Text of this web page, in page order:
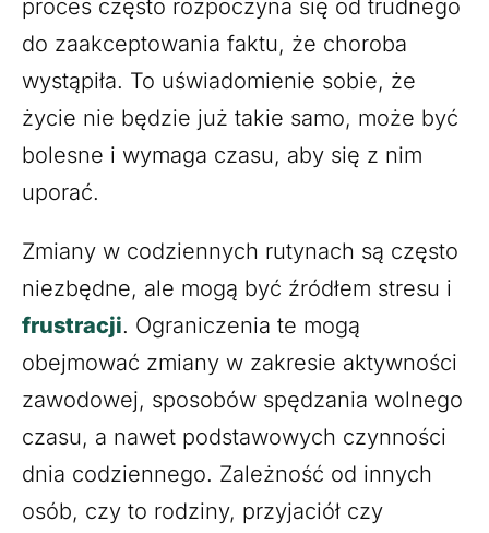
proces często rozpoczyna się od trudnego
do zaakceptowania faktu, że choroba
wystąpiła. To uświadomienie sobie, że
życie nie będzie już takie samo, może być
bolesne i wymaga czasu, aby się z nim
uporać.
Zmiany w codziennych rutynach są często
niezbędne, ale mogą być źródłem stresu i
frustracji. Ograniczenia te mogą
obejmować zmiany w zakresie aktywności
zawodowej, sposobów spędzania wolnego
czasu, a nawet podstawowych czynności
dnia codziennego. Zależność od innych
osób, czy to rodziny, przyjaciół czy